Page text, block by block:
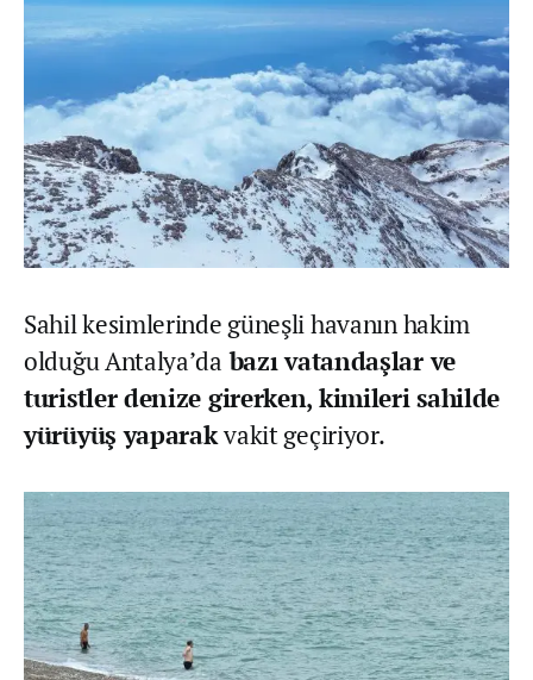
Sahil kesimlerinde güneşli havanın hakim
olduğu Antalya’da bazı vatandaşlar ve
turistler denize girerken, kimileri sahilde
yürüyüş yaparakvakit geçiriyor.